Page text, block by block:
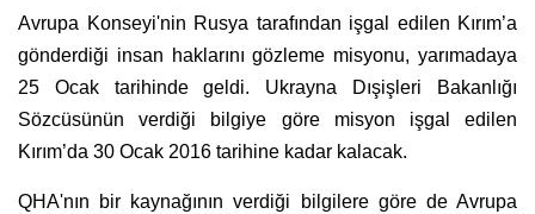
Avrupa Konseyi'nin Rusya tarafından işgal edilen Kırım’a
gönderdiği insan haklarını gözleme misyonu, yarımadaya
25 Ocak tarihinde geldi. Ukrayna Dışişleri Bakanlığı
Sözcüsünün verdiği bilgiye göre misyon işgal edilen
Kırım’da 30 Ocak 2016 tarihine kadar kalacak.
QHA'nın bir kaynağının verdiği bilgilere göre de Avrupa